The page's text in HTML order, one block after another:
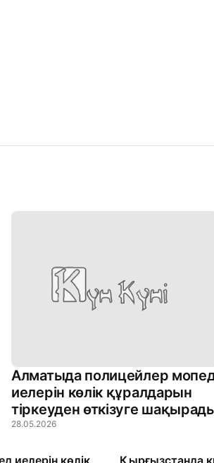
Алматыда полицейлер
иелерін көлік құралдарын
тіркеуден өткізуге
28.05.2026
иелерін көлік Қырғызстанда